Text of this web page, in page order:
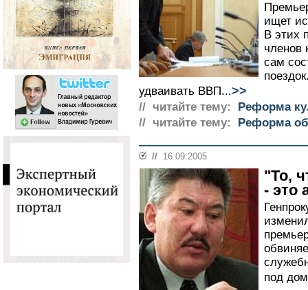
ищет
В этих
членов
сам
удваивать ВВП...>>
// читайте тему:
Реформа
// читайте тему:
Реформа
// 16.09.2005
"То,
- это
под